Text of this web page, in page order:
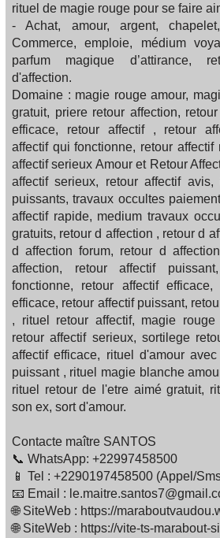
rituel de magie rouge pour se faire
- Achat, amour, argent,
Commerce, emploie, médium
parfum magique d’attirance,
d'affection.
Domaine : magie rouge amour,
gratuit, priere retour affection,
efficace, retour affectif , retour
affectif qui fonctionne, retour affectif
affectif serieux Amour et Retour
affectif serieux, retour affectif
puissants, travaux occultes
affectif rapide, medium travaux
gratuits, retour d affection , retour d
d affection forum, retour d
affection, retour affectif
fonctionne, retour affectif
efficace, retour affectif puissant,
, rituel retour affectif, magie rouge
retour affectif serieux, sortilege
affectif efficace, rituel d'amour
puissant , rituel magie blanche
rituel retour de l'etre aimé gratuit,
son ex, sort d'amour.
Contacte maître SANTOS
📞 WhatsApp: +22997458500
📱 Tel : +2290197458500 (Appel/
📧 Email :
🌐 SiteWeb : https://
🌐 SiteWeb : https://vite-ts-marabout-